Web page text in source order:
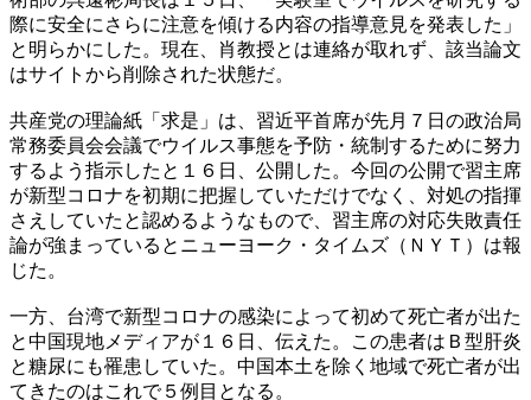
際に安全にさらに注意を傾ける内容の指導意見を発表した」
と明らかにした。現在、肖教授とは連絡が取れず、該当論文
はサイトから削除された状態だ。
共産党の理論紙「求是」は、習近平首席が先月７日の政治局
常務委員会会議でウイルス事態を予防・統制するために努力
するよう指示したと１６日、公開した。今回の公開で習主席
が新型コロナを初期に把握していただけでなく、対処の指揮
さえしていたと認めるようなもので、習主席の対応失敗責任
論が強まっているとニューヨーク・タイムズ（ＮＹＴ）は報
じた。
一方、台湾で新型コロナの感染によって初めて死亡者が出た
と中国現地メディアが１６日、伝えた。この患者はＢ型肝炎
と糖尿にも罹患していた。中国本土を除く地域で死亡者が出
てきたのはこれで５例目となる。